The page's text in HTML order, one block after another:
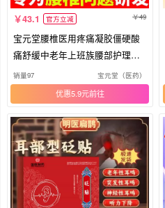
43.1 官方立减 49
宝元堂腰椎医用疼痛凝胶僵硬酸
痛舒缓中老年上班族腰部护理神
器
销量97 宝元堂（医药）
优惠5.9元